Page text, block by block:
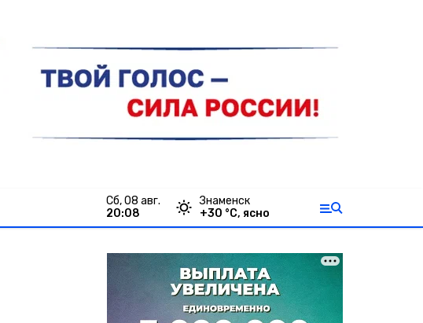
сб, 08 авг.
20:08
Знаменск
+30 °С, ясно